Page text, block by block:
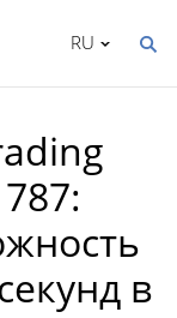
RU
в